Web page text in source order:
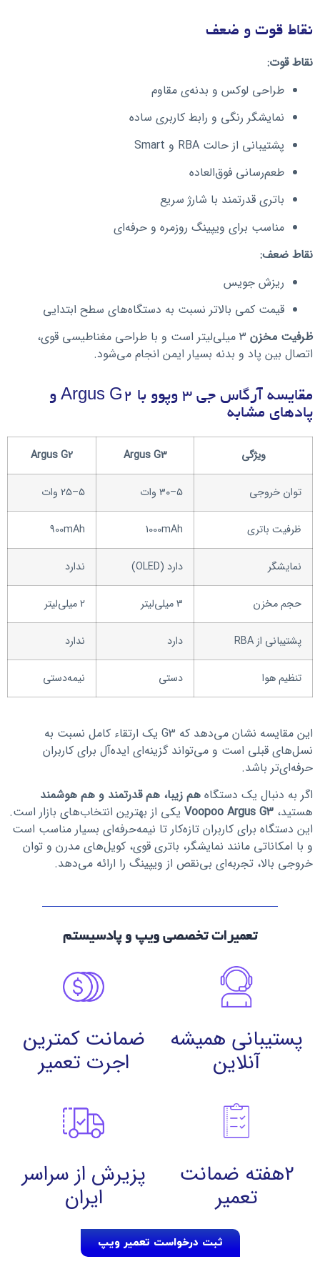
نقاط قوت و ضعف
نقاط قوت:
طراحی لوکس و بدنه‌ی مقاوم
نمایشگر رنگی و رابط کاربری ساده
پشتیبانی از حالت RBA و Smart
طعم‌رسانی فوق‌العاده
باتری قدرتمند با شارژ سریع
مناسب برای ویپینگ روزمره و حرفه‌ای
نقاط ضعف:
ریزش جویس
قیمت کمی بالاتر نسبت به دستگاه‌های سطح ابتدایی
ظرفیت مخزن
3 میلی‌لیتر است و با طراحی مغناطیسی قوی،
اتصال بین پاد و بدنه بسیار ایمن انجام می‌شود.
مقایسه آرگاس جی 3 وپوو با Argus G2 و
پادهای مشابه
ویژگی Argus G3
Argus G2
توان خروجی ۵–۳۰ وات ۵–۲۵ وات
ظرفیت باتری 1000mAh
900mAh
نمایشگر دارد (OLED) ندارد
حجم مخزن 3 میلی‌لیتر 2 میلی‌لیتر
پشتیبانی از RBA دارد ندارد
تنظیم هوا دستی نیمه‌دستی
این مقایسه نشان می‌دهد که G3 یک ارتقاء کامل نسبت به
نسل‌های قبلی است و می‌تواند گزینه‌ای ایده‌آل برای کاربران
حرفه‌ای‌تر باشد.
اگر به دنبال یک دستگاه هم زیبا، هم قدرتمند و هم هوشمند
هستید، Voopoo Argus G3 یکی از بهترین انتخاب‌های بازار است.
این دستگاه برای کاربران تازه‌کار تا نیمه‌حرفه‌ای بسیار مناسب است
و با امکاناتی مانند نمایشگر، باتری قوی، کویل‌های مدرن و توان
خروجی بالا، تجربه‌ای بی‌نقص از ویپینگ را ارائه می‌دهد.
تعمیرات تخصصی ویپ و پادسیستم
پستیبانی همیشه
آنلاین
ضمانت کمترین
اجرت تعمیر
2هفته ضمانت
تعمیر
پزیرش از سراسر
ایران
ثبت درخواست تعمیر ویپ